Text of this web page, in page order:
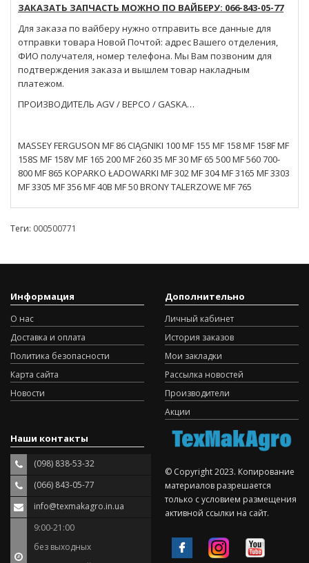
ЗАКАЗАТЬ ЗАПЧАСТЬ МОЖНО ПО ВАЙБЕРУ: 066-843-05-77
Для заказа по вайберу нужно отправить все данные для
отправки товара Новой Почтой: адрес Вашего отделения,
ФИО получателя, номер телефона. Мы Вам позвоним для
подтверждения заказа и вышлем товар накладным
платежом.
ПРОИЗВОДИТЕЛЬ AGV / BEPCO / GASKA…
MASSEY FERGUSON MF 86 CIĄGNIKI 100 MF 155 MF 158 MF 158F MF
158S MF 158V MF 165 200 MF 260 35 MF 30 MF 65 500 MF 560 700-
800 MF 865 KOPARKO ŁADOWARKI MF 302 MF 304 MF 3165 MF 3303
MF 3305 MF 356 MF 40B MF 50 BRONY TALERZOWE MF 765
Теги: 000500771
Информация
О нас
Доставка и оплата
Политика безопасности
Карта сайта
Новости
Дополнительно
Личный кабинет
История заказов
Мои закладки
Рассылка новостей
Производители
Акции
Наши контакты
(098) 838-53-32
(066) 843-05-77
info@texmakagro.in.ua
9:00-21:00
без выходных
© Copyright 2023. Копирование
материалов разрешается
только с условием размещения
активной ссылки на сайт.